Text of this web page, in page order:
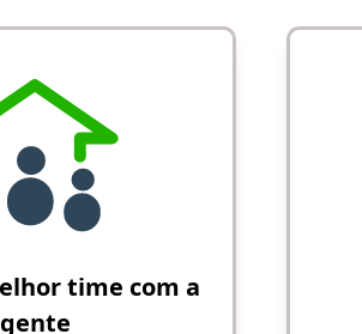
time com a
gente